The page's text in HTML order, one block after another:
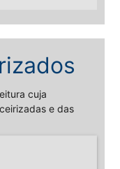
cuja
e das